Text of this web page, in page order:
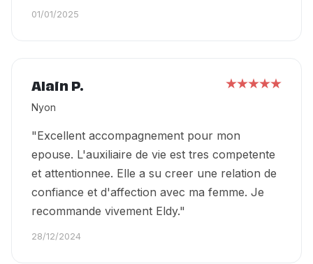
01/01/2025
Alain P.
Nyon
"Excellent accompagnement pour mon
epouse. L'auxiliaire de vie est tres competente
et attentionnee. Elle a su creer une relation de
confiance et d'affection avec ma femme. Je
recommande vivement Eldy."
28/12/2024